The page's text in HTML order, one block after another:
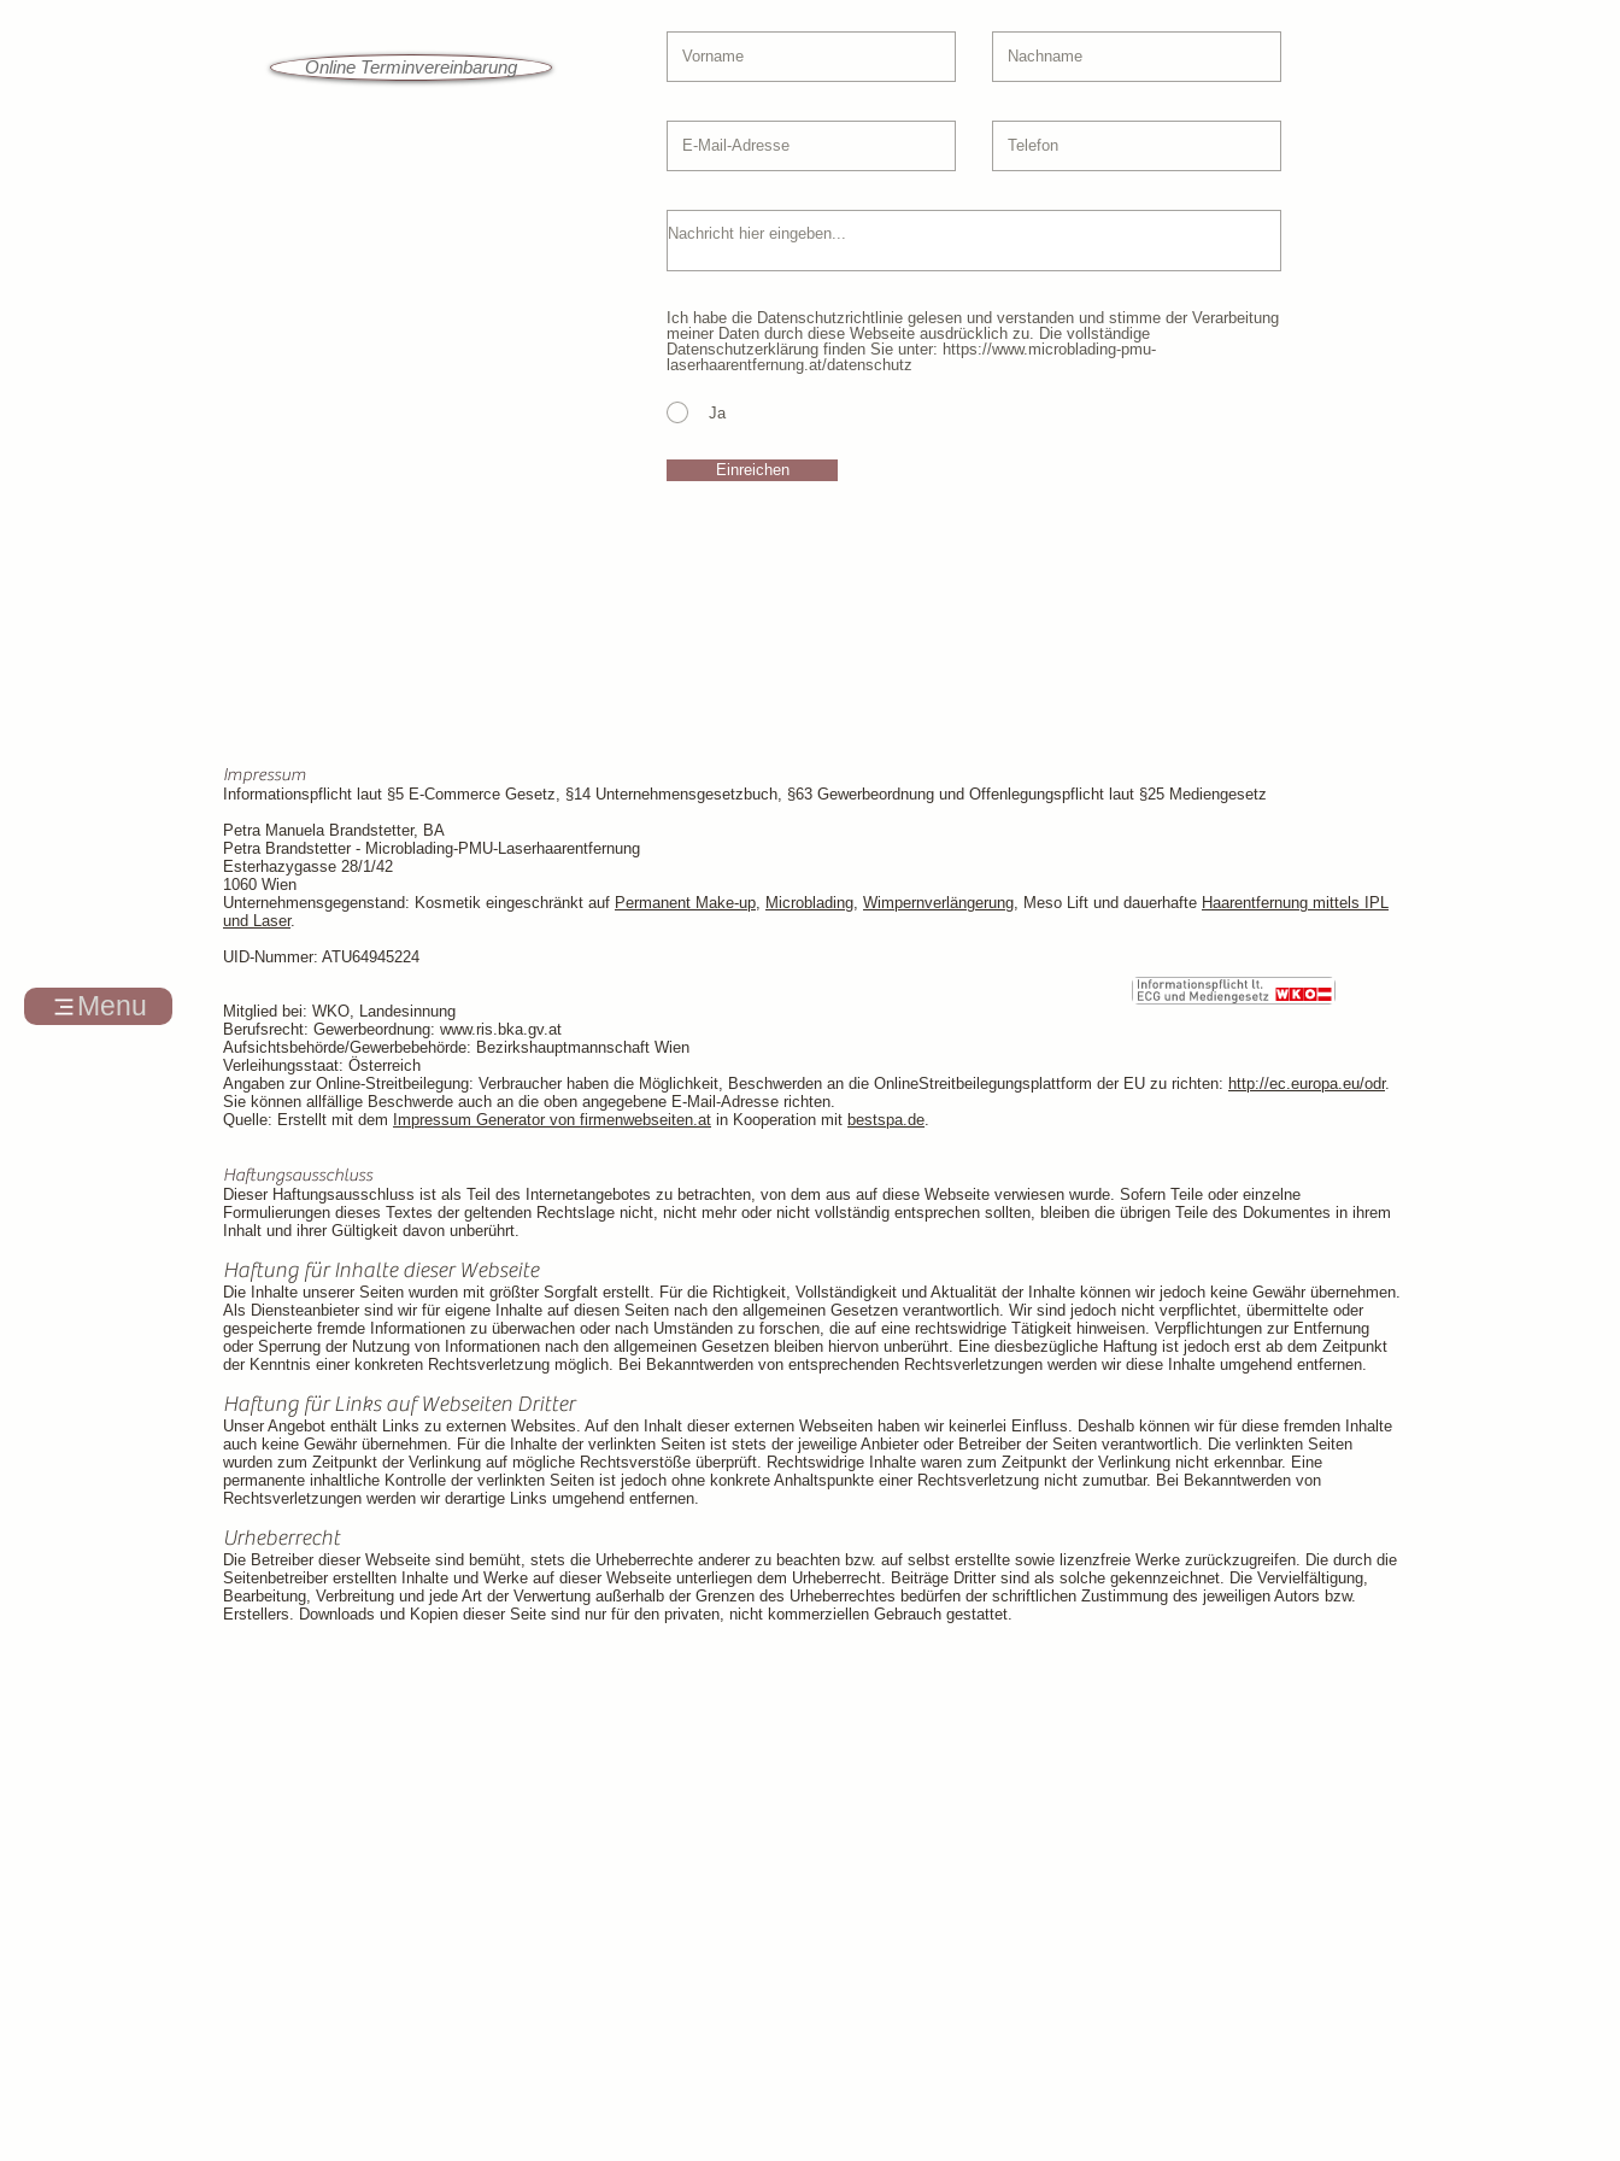
Menu
Online Terminvereinbarung
Ich habe die Datenschutzrichtlinie gelesen und verstanden und stimme der Verarbeitung
meiner Daten durch diese Webseite ausdrücklich zu. Die vollständige
Datenschutzerklärung finden Sie unter: https://www.microblading-pmu-
laserhaarentfernung.at/datenschutz
Ja
Einreichen
Impressum
Informationspflicht laut §5 E-Commerce Gesetz, §14 Unternehmensgesetzbuch, §63 Gewerbeordnung und Offenlegungspflicht laut §25 Mediengesetz
​Petra Manuela Brandstetter, BA
Petra Brandstetter - Microblading-PMU-Laserhaarentfernung
Esterhazygasse 28/1/42
1060 Wien
Unternehmensgegenstand: Kosmetik eingeschränkt auf Permanent Make-up, Microblading, Wimpernverlängerung, Meso Lift und dauerhafte Haarentfernung mittels IPL
und Laser.
UID-Nummer: ATU64945224
Mitglied bei: WKO, Landesinnung
Berufsrecht: Gewerbeordnung: www.ris.bka.gv.at
Aufsichtsbehörde/Gewerbebehörde: Bezirkshauptmannschaft Wien
Verleihungsstaat: Österreich
Angaben zur Online-Streitbeilegung: Verbraucher haben die Möglichkeit, Beschwerden an die OnlineStreitbeilegungsplattform der EU zu richten: http://ec.europa.eu/odr.
Sie können allfällige Beschwerde auch an die oben angegebene E-Mail-Adresse richten.
Quelle: Erstellt mit dem Impressum Generator von firmenwebseiten.at in Kooperation mit bestspa.de.
Haftungsausschluss
Dieser Haftungsausschluss ist als Teil des Internetangebotes zu betrachten, von dem aus auf diese Webseite verwiesen wurde. Sofern Teile oder einzelne
Formulierungen dieses Textes der geltenden Rechtslage nicht, nicht mehr oder nicht vollständig entsprechen sollten, bleiben die übrigen Teile des Dokumentes in ihrem
Inhalt und ihrer Gültigkeit davon unberührt.
Haftung für Inhalte dieser Webseite
Die Inhalte unserer Seiten wurden mit größter Sorgfalt erstellt. Für die Richtigkeit, Vollständigkeit und Aktualität der Inhalte können wir jedoch keine Gewähr übernehmen.
Als Diensteanbieter sind wir für eigene Inhalte auf diesen Seiten nach den allgemeinen Gesetzen verantwortlich. Wir sind jedoch nicht verpflichtet, übermittelte oder
gespeicherte fremde Informationen zu überwachen oder nach Umständen zu forschen, die auf eine rechtswidrige Tätigkeit hinweisen. Verpflichtungen zur Entfernung
oder Sperrung der Nutzung von Informationen nach den allgemeinen Gesetzen bleiben hiervon unberührt. Eine diesbezügliche Haftung ist jedoch erst ab dem Zeitpunkt
der Kenntnis einer konkreten Rechtsverletzung möglich. Bei Bekanntwerden von entsprechenden Rechtsverletzungen werden wir diese Inhalte umgehend entfernen.
Haftung für Links auf Webseiten Dritter
Unser Angebot enthält Links zu externen Websites. Auf den Inhalt dieser externen Webseiten haben wir keinerlei Einfluss. Deshalb können wir für diese fremden Inhalte
auch keine Gewähr übernehmen. Für die Inhalte der verlinkten Seiten ist stets der jeweilige Anbieter oder Betreiber der Seiten verantwortlich. Die verlinkten Seiten
wurden zum Zeitpunkt der Verlinkung auf mögliche Rechtsverstöße überprüft. Rechtswidrige Inhalte waren zum Zeitpunkt der Verlinkung nicht erkennbar. Eine
permanente inhaltliche Kontrolle der verlinkten Seiten ist jedoch ohne konkrete Anhaltspunkte einer Rechtsverletzung nicht zumutbar. Bei Bekanntwerden von
Rechtsverletzungen werden wir derartige Links umgehend entfernen.
Urheberrecht
Die Betreiber dieser Webseite sind bemüht, stets die Urheberrechte anderer zu beachten bzw. auf selbst erstellte sowie lizenzfreie Werke zurückzugreifen. Die durch die
Seitenbetreiber erstellten Inhalte und Werke auf dieser Webseite unterliegen dem Urheberrecht. Beiträge Dritter sind als solche gekennzeichnet. Die Vervielfältigung,
Bearbeitung, Verbreitung und jede Art der Verwertung außerhalb der Grenzen des Urheberrechtes bedürfen der schriftlichen Zustimmung des jeweiligen Autors bzw.
Erstellers. Downloads und Kopien dieser Seite sind nur für den privaten, nicht kommerziellen Gebrauch gestattet.